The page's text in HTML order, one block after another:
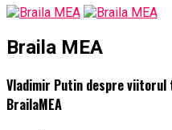
Braila MEA
Vladimir Putin despre
BrailaMEA